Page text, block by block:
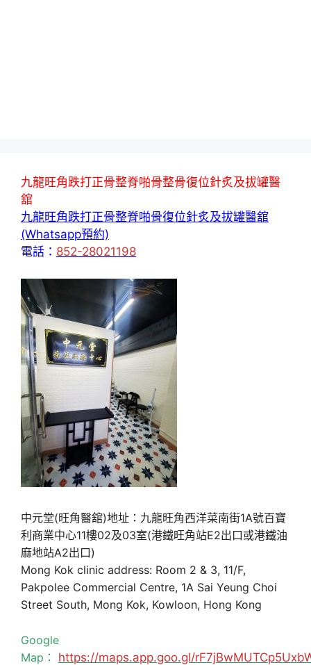
九龍旺角跌打正骨整脊啪骨整骨復位針炙及拔罐醫
舘
九龍旺角跌打正骨整脊啪骨復位針炙及拔罐醫舘
(Whatsapp預約)
電話： 852-28021198
中元堂(旺角醫舘)地址：九龍旺角西洋菜南街1A號百寶
利商業中心11樓02及03室(港鐵旺角站E2出口或港鐵油
麻地站A2出口)
Mong Kok clinic address: Room 2 & 3, 11/F,
Pakpolee Commercial Centre, 1A Sai Yeung Choi
Street South, Mong Kok, Kowloon, Hong Kong
Google
Map： https://maps.app.goo.gl/